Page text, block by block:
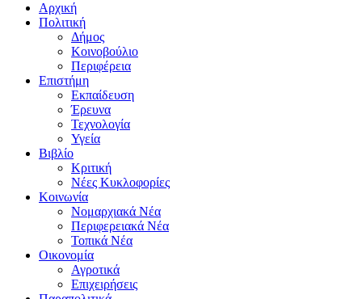
Αρχική
Πολιτική
Δήμος
Κοινοβούλιο
Περιφέρεια
Επιστήμη
Εκπαίδευση
Έρευνα
Τεχνολογία
Υγεία
Βιβλίο
Κριτική
Νέες Κυκλοφορίες
Κοινωνία
Νομαρχιακά Νέα
Περιφερειακά Νέα
Τοπικά Νέα
Οικονομία
Αγροτικά
Επιχειρήσεις